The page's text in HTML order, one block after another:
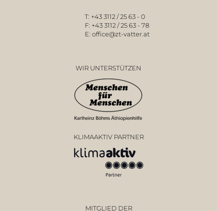
T: +43 3112 / 25 63 - 0
F: +43 3112 / 25 63 - 78
E: office@zt-vatter.at
WIR UNTERSTÜTZEN
KLIMAAKTIV PARTNER
MITGLIED DER